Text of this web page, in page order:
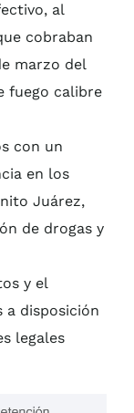
al
cobraban
marzo del
fuego calibre
con un
en los
Juárez,
de drogas y
y el
a disposición
legales